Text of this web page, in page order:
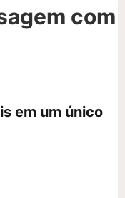
com
em um único